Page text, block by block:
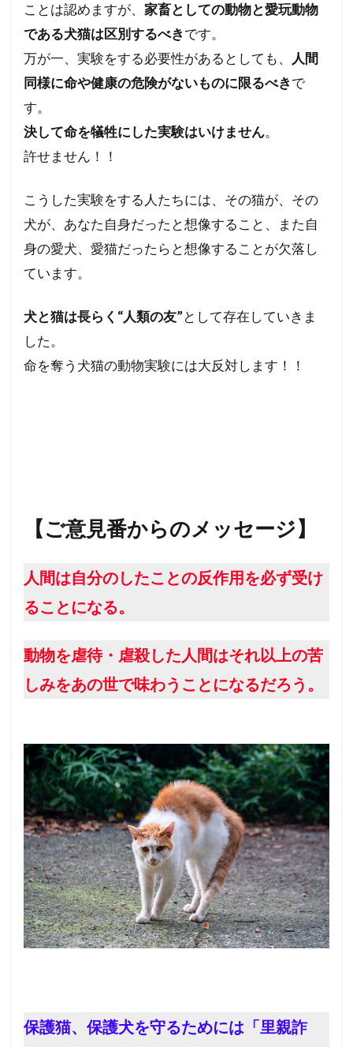
ことは認めますが、 家畜としての動物と愛玩動物
である犬猫は区別するべきです。
万が一、実験をする必要性があるとしても、
人間
同様に命や健康の危険がないものに限るべきで
す。
決して命を犠牲にした実験はいけません。
許せません！！
こうした実験をする人たちには、その猫が、その
犬が、あなた自身だったと想像すること、また自
身の愛犬、愛猫だったらと想像することが欠落し
ています。
犬と猫は長らく“人類の友”として存在していきま
した。
命を奪う犬猫の動物実験には大反対します！！
【ご意見番からのメッセージ】
人間は自分のしたことの反作用を必ず受け
ることになる。
動物を虐待・虐殺した人間はそれ以上の苦
しみをあの世で味わうことになるだろう。
保護猫、保護犬を守るためには「里親詐